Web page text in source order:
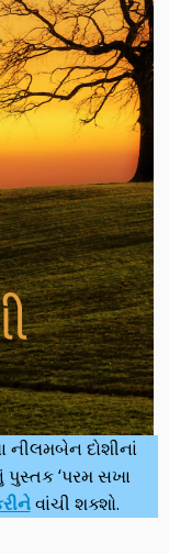
નીલમબેન દોશીનાં
‘પરમ સખા
વાંચી શક્શો.